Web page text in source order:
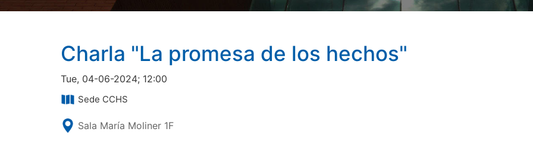
Charla "La promesa de los hechos"
Tue, 04-06-2024; 12:00
Sede CCHS
Sala María Moliner 1F